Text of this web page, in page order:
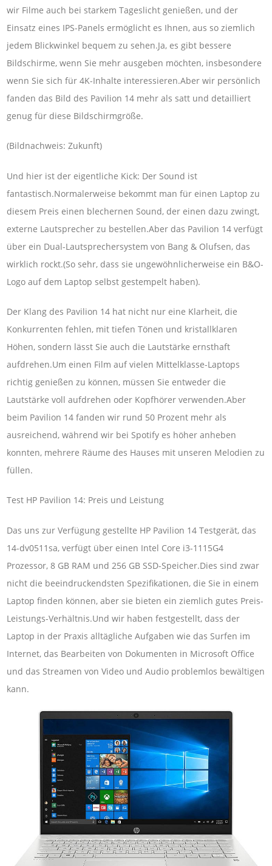
wir Filme auch bei starkem Tageslicht genießen, und der
Einsatz eines IPS-Panels ermöglicht es Ihnen, aus so ziemlich
jedem Blickwinkel bequem zu sehen.Ja, es gibt bessere
Bildschirme, wenn Sie mehr ausgeben möchten, insbesondere
wenn Sie sich für 4K-Inhalte interessieren.Aber wir persönlich
fanden das Bild des Pavilion 14 mehr als satt und detailliert
genug für diese Bildschirmgröße.
(Bildnachweis: Zukunft)
Und hier ist der eigentliche Kick: Der Sound ist
fantastisch.Normalerweise bekommt man für einen Laptop zu
diesem Preis einen blechernen Sound, der einen dazu zwingt,
externe Lautsprecher zu bestellen.Aber das Pavilion 14 verfügt
über ein Dual-Lautsprechersystem von Bang & Olufsen, das
wirklich rockt.(So ​​sehr, dass sie ungewöhnlicherweise ein B&O-
Logo auf dem Laptop selbst gestempelt haben).
Der Klang des Pavilion 14 hat nicht nur eine Klarheit, die
Konkurrenten fehlen, mit tiefen Tönen und kristallklaren
Höhen, sondern lässt Sie auch die Lautstärke ernsthaft
aufdrehen.Um einen Film auf vielen Mittelklasse-Laptops
richtig genießen zu können, müssen Sie entweder die
Lautstärke voll aufdrehen oder Kopfhörer verwenden.Aber
beim Pavilion 14 fanden wir rund 50 Prozent mehr als
ausreichend, während wir bei Spotify es höher anheben
konnten, mehrere Räume des Hauses mit unseren Melodien zu
füllen.
Test HP Pavilion 14: Preis und Leistung
Das uns zur Verfügung gestellte HP Pavilion 14 Testgerät, das
14-dv0511sa, verfügt über einen Intel Core i3-1115G4
Prozessor, 8 GB RAM und 256 GB SSD-Speicher.Dies sind zwar
nicht die beeindruckendsten Spezifikationen, die Sie in einem
Laptop finden können, aber sie bieten ein ziemlich gutes Preis-
Leistungs-Verhältnis.Und wir haben festgestellt, dass der
Laptop in der Praxis alltägliche Aufgaben wie das Surfen im
Internet, das Bearbeiten von Dokumenten in Microsoft Office
und das Streamen von Video und Audio problemlos bewältigen
kann.